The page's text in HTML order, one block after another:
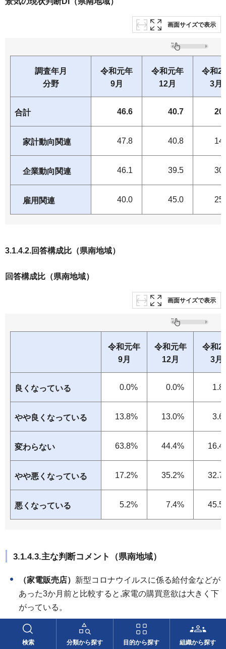
検索 分類から探す 目的から探す 組織から探す
画面サイズで表示
調査年月
分野
令和元年
9月
令和元年
12月
令和2
3月
合計 46.6 40.7
家計動向関連 47.8 40.8
企業動向関連 46.1 39.5
雇用関連 40.0 45.0
3.1.4.2.回答構成比（県南地域）
回答構成比（県南地域）
画面サイズで表示
令和元年
9月
令和元年
12月
令和2
3月
良くなっている 0.0% 0.0%
やや良くなっている 13.8% 13.0%
変わらない 63.8% 44.4%
やや悪くなっている 17.2% 35.2%
悪くなっている 5.2% 7.4%
3.1.4.3.主な判断コメント（県南地域）
（家電販売店） 新型コロナウイルスに係る給付金などが
あった3か月前と比較すると,家電の購買意欲は大きく下
がっている。
（製造業（印刷・同関連業））
4月,5月頃には中止や規
模の縮小となっていた公的団体の事業,行事などが徐々